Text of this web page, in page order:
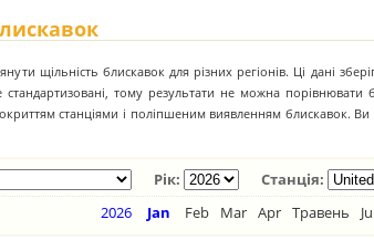
щільність блискавок для різних регіонів. Ці дані
стандартизовані, тому результати не можна
станціями і поліпшеним виявленням блискавок.
Рік:
Станція:
2026
Jan Feb Mar Apr Травень